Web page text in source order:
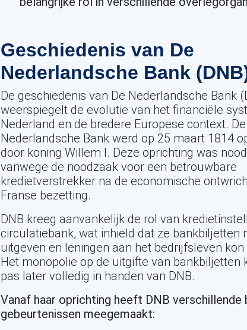
Geschiedenis van De
Nederlandsche Bank
De geschiedenis van De Nederlandsche Bank
weerspiegelt de evolutie van het financiële
Nederland en de bredere Europese context. De
Nederlandsche Bank werd op 25 maart 1814
door koning Willem I. Deze oprichting was
vanwege de noodzaak voor een betrouwbare
kredietverstrekker na de economische
Franse bezetting.
DNB kreeg aanvankelijk de rol van
circulatiebank, wat inhield dat ze bankbiljetten
uitgeven en leningen aan het bedrijfsleven
Het monopolie op de uitgifte van bankbiljetten
pas later volledig in handen van DNB.
Vanaf haar oprichting heeft DNB verschillende
gebeurtenissen meegemaakt: